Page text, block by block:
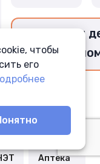
Перевести
Аптека
чтобы
его